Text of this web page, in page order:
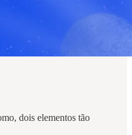
dois elementos tão